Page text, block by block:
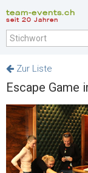
team-events.ch
seit 20 Jahren
Zur Liste
Escape Game